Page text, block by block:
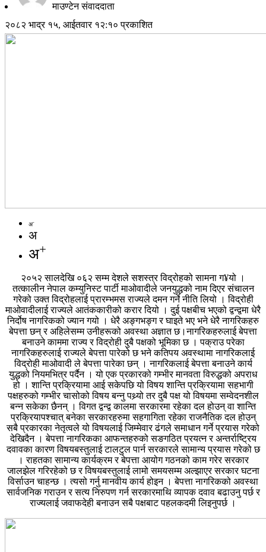
माउण्टेन संवाददाता
२०८२ भाद्र १५, आईतवार १२:१० प्रकाशित
अ-
अ
अ+
२०५२ सालदेखि ०६२ सम्म देशले सशस्त्र विद्रोहको सामना ग¥यो ।
तत्कालीन नेपाल कम्युनिस्ट पार्टी माओवादीले जनयुद्धको नाम दिएर संचालन
गरेको उक्त विद्रोहलाई प्रारम्भमस राज्यले दमन गर्ने नीति लियो । विद्रोही
माओवादीलाई राज्यले आतंककारीको करार दियो । दुई पक्षबीच भएको द्वन्द्वमा धेरै
निर्दोष नागरिकको ज्यान गयो । धेरै अङ्गभङ्ग र घाइते भए भने धेरै नागरिकहरु
बेपत्ता छन् र अहिलेसम्म उनीहरूको अवस्था अज्ञात छ।नागरिकहरुलाई बेपत्ता
बनाउने काममा राज्य र विद्रोही दुबै पक्षको भूमिका छ । पक्राउ परेका
नागरिकहरुलाई राज्यले बेपत्ता पारेको छ भने कतिपय अवस्थामा नागरिकलाई
विद्रोही माओवादी ले बेपत्ता पारेका छन् । नागरिकलाई बेपत्ता बनाउने कार्य
युद्धको नियमभित्र पर्दैन । यो एक प्रकारको गम्भीर मानवता विरुद्धको अपराध
हो । शान्ति प्रक्रियामा आई सकेपछि यो विषय शान्ति प्रक्रियामा सहभागी
पक्षहरुको गम्भीर चासोको विषय बन्नु पथ्र्यो तर दुबै पक्ष यो विषयमा सम्वेदनशील
बन्न सकेका छैनन् । विगत द्वन्द्व कालमा सरकारमा रहेका दल होउन् वा शान्ति
प्रक्रियापश्चात् बनेका सरकारहरुमा सहगागिता रहेका राजनैतिक दल होउन्
सबै प्रकारका नेतृत्वले यो विषयलाई जिम्मेवार ढंगले समाधान गर्ने प्रयास गरेको
देखिदैन । बेपत्ता नागरिकका आफन्तहरुको सङगठित प्रयत्न र अन्तर्राष्ट्रिय
दवावका कारण विषयबस्तुलाई टालटुल पार्न सरकारले सामान्य प्रयास गरेको छ
। राहतका सामान्य कार्यक्रम र बेपत्ता आयोग गठनको काम गरेर सरकार
जालझेल गरिरहेको छ र विषयबस्तुलाई लामो समयसम्म अल्झाएर सरकार घटना
विर्साउन चाहन्छ । त्यसो गर्नु मानवीय कार्य होइन । बेपत्ता नागरिकको अवस्था
सार्वजनिक गराउन र सत्य निरुपण गर्न सरकारमाथि व्यापक दवाव बढाउनु पर्छ र
राज्यलाई जवाफदेही बनाउन सबै पक्षबाट पहलकदमी लिइनुपर्छ ।